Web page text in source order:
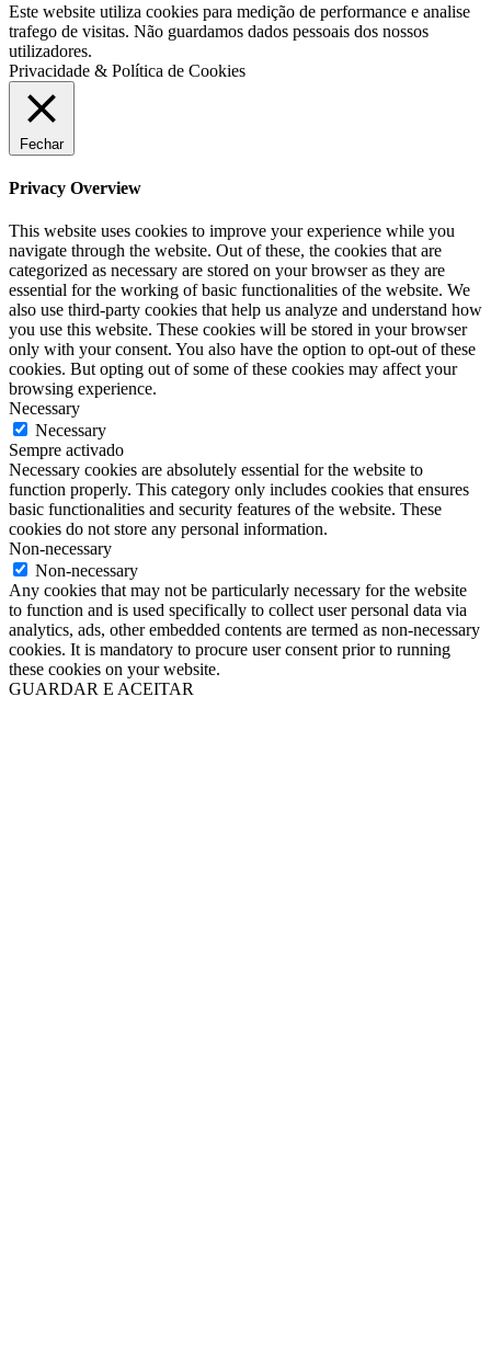
Este website utiliza cookies para medição de performance e analise
trafego de visitas. Não guardamos dados pessoais dos nossos
utilizadores.
Privacidade & Política de Cookies
Fechar
Privacy Overview
This website uses cookies to improve your experience while you
navigate through the website. Out of these, the cookies that are
categorized as necessary are stored on your browser as they are
essential for the working of basic functionalities of the website. We
also use third-party cookies that help us analyze and understand how
you use this website. These cookies will be stored in your browser
only with your consent. You also have the option to opt-out of these
cookies. But opting out of some of these cookies may affect your
browsing experience.
Necessary
Necessary
Sempre activado
Necessary cookies are absolutely essential for the website to
function properly. This category only includes cookies that ensures
basic functionalities and security features of the website. These
cookies do not store any personal information.
Non-necessary
Non-necessary
Any cookies that may not be particularly necessary for the website
to function and is used specifically to collect user personal data via
analytics, ads, other embedded contents are termed as non-necessary
cookies. It is mandatory to procure user consent prior to running
these cookies on your website.
GUARDAR E ACEITAR